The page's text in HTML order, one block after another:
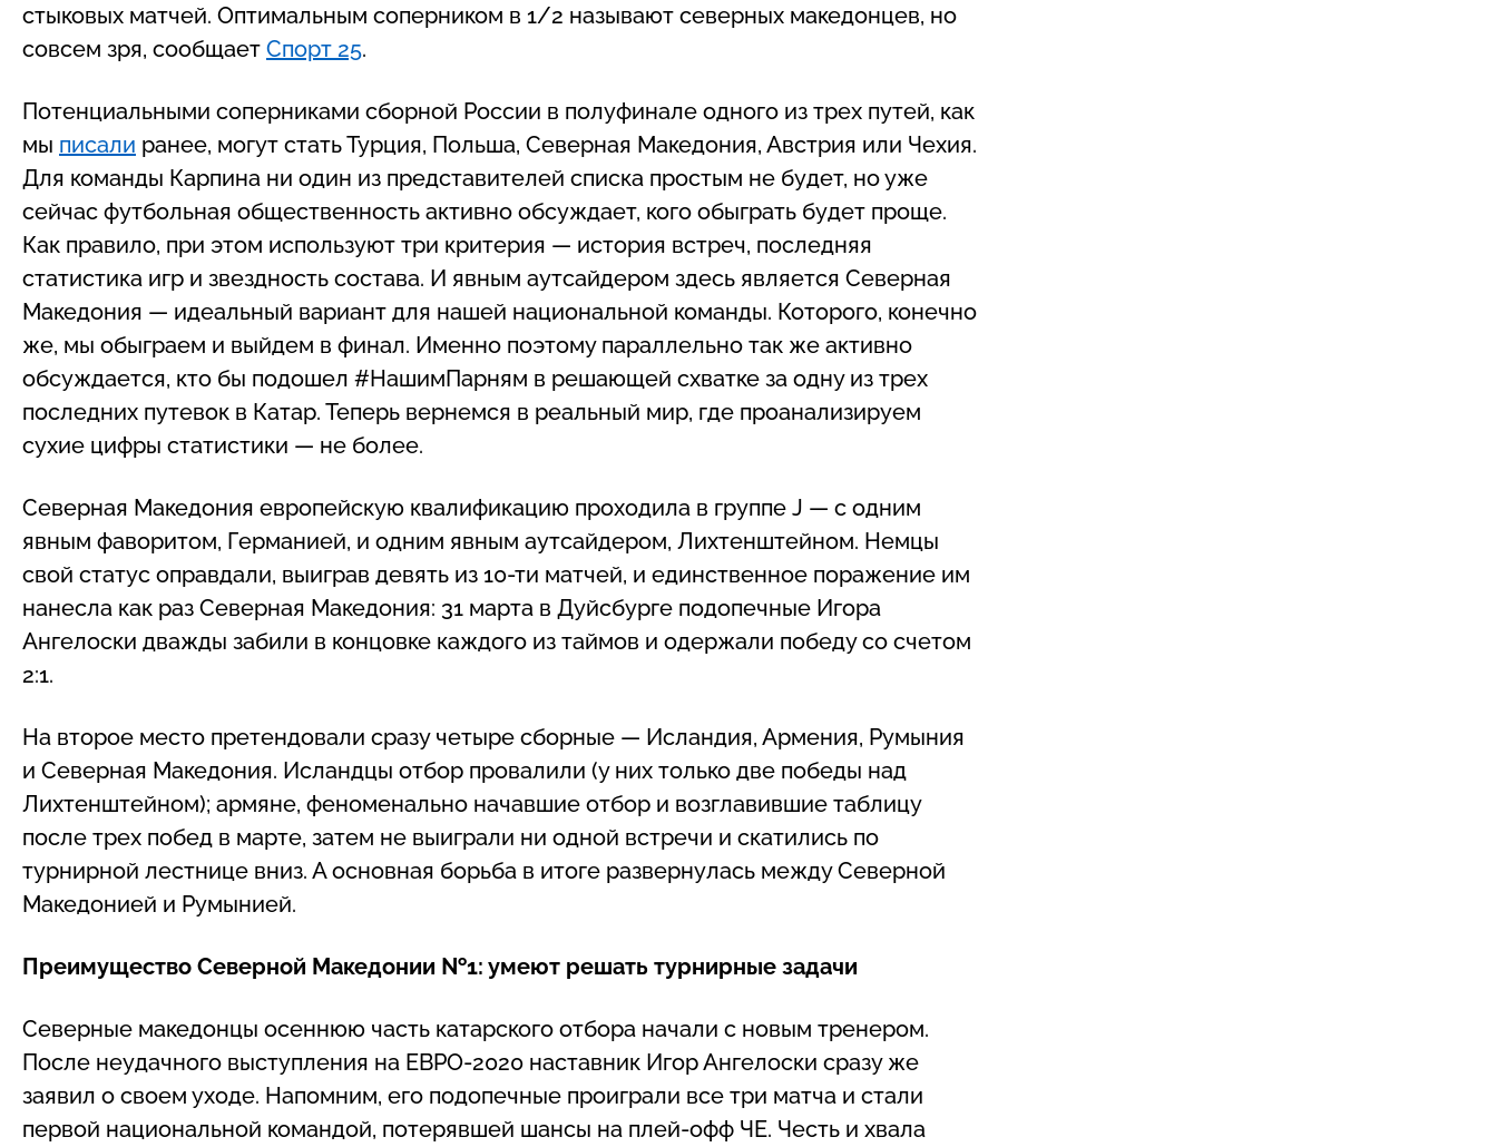
стыковых матчей. Оптимальным соперником в 1/2 называют северных македонцев, но
совсем зря, сообщает Спорт 25.
Потенциальными соперниками сборной России в полуфинале одного из трех путей, как
мы писали ранее, могут стать Турция, Польша, Северная Македония, Австрия или Чехия.
Для команды Карпина ни один из представителей списка простым не будет, но уже
сейчас футбольная общественность активно обсуждает, кого обыграть будет проще.
Как правило, при этом используют три критерия — история встреч, последняя
статистика игр и звездность состава. И явным аутсайдером здесь является Северная
Македония — идеальный вариант для нашей национальной команды. Которого, конечно
же, мы обыграем и выйдем в финал. Именно поэтому параллельно так же активно
обсуждается, кто бы подошел #НашимПарням в решающей схватке за одну из трех
последних путевок в Катар. Теперь вернемся в реальный мир, где проанализируем
сухие цифры статистики — не более.
Северная Македония европейскую квалификацию проходила в группе J — с одним
явным фаворитом, Германией, и одним явным аутсайдером, Лихтенштейном. Немцы
свой статус оправдали, выиграв девять из 10-ти матчей, и единственное поражение им
нанесла как раз Северная Македония: 31 марта в Дуйсбурге подопечные Игора
Ангелоски дважды забили в концовке каждого из таймов и одержали победу со счетом
2:1.
На второе место претендовали сразу четыре сборные — Исландия, Армения, Румыния
и Северная Македония. Исландцы отбор провалили (у них только две победы над
Лихтенштейном); армяне, феноменально начавшие отбор и возглавившие таблицу
после трех побед в марте, затем не выиграли ни одной встречи и скатились по
турнирной лестнице вниз. А основная борьба в итоге развернулась между Северной
Македонией и Румынией.
Преимущество Северной Македонии №1: умеют решать турнирные задачи
Северные македонцы осеннюю часть катарского отбора начали с новым тренером.
После неудачного выступления на ЕВРО-2020 наставник Игор Ангелоски сразу же
заявил о своем уходе. Напомним, его подопечные проиграли все три матча и стали
первой национальной командой, потерявшей шансы на плей-офф ЧЕ. Честь и хвала